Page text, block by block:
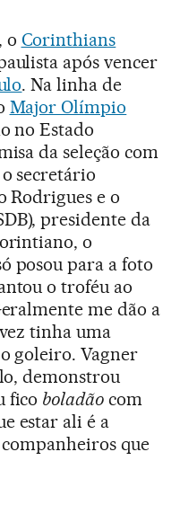
o Corinthians
após vencer
. Na linha de
Major Olímpio
no Estado
da seleção com
secretário
Rodrigues e o
presidente da
o
posou para a foto
o troféu ao
me dão a
tinha uma
goleiro. Vagner
demonstrou
fico boladão com
estar ali é a
que